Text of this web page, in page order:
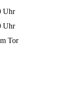
Uhr
Uhr
Tor